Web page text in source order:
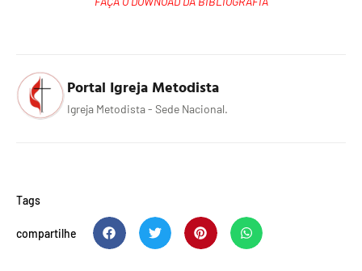
Portal Igreja Metodista
Igreja Metodista - Sede Nacional.
Tags
compartilhe